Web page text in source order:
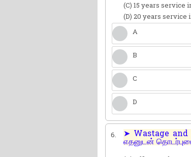
(C) 15 years service
(D) 20 years service
A
B
C
D
6. ➤ Wastage and
எதனுடன்